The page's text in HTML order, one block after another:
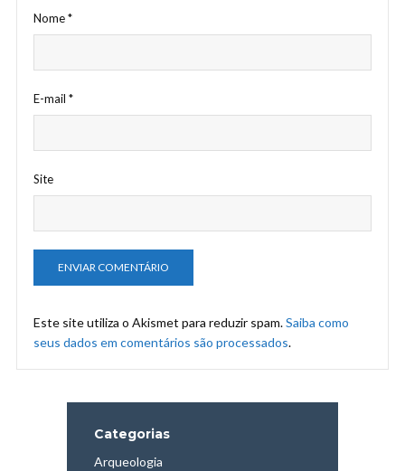
Nome*
E-mail *
Site
Este site utiliza o Akismet para reduzir spam.Saiba como
seus dados em comentários são processados.
Categorias
Arqueologia